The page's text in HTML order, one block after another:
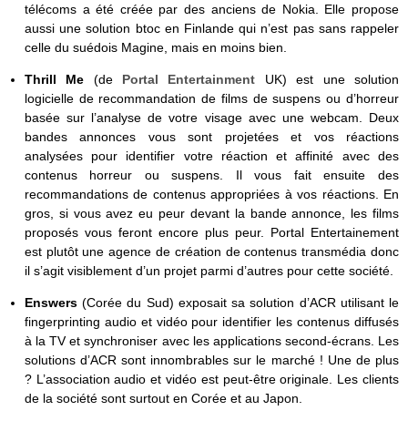
télécoms a été créée par des anciens de Nokia. Elle propose
aussi une solution btoc en Finlande qui n’est pas sans rappeler
celle du suédois Magine, mais en moins bien.
Thrill Me (de Portal Entertainment UK) est une solution
logicielle de recommandation de films de suspens ou d’horreur
basée sur l’analyse de votre visage avec une webcam. Deux
bandes annonces vous sont projetées et vos réactions
analysées pour identifier votre réaction et affinité avec des
contenus horreur ou suspens. Il vous fait ensuite des
recommandations de contenus appropriées à vos réactions. En
gros, si vous avez eu peur devant la bande annonce, les films
proposés vous feront encore plus peur. Portal Entertainement
est plutôt une agence de création de contenus transmédia donc
il s’agit visiblement d’un projet parmi d’autres pour cette société.
Enswers(Corée du Sud) exposait sa solution d’ACR utilisant le
fingerprinting audio et vidéo pour identifier les contenus diffusés
à la TV et synchroniser avec les applications second-écrans. Les
solutions d’ACR sont innombrables sur le marché ! Une de plus
? L’association audio et vidéo est peut-être originale. Les clients
de la société sont surtout en Corée et au Japon.